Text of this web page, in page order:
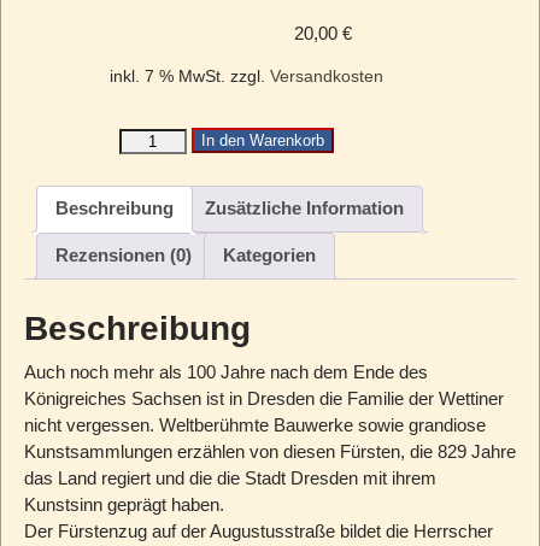
20,00 €
inkl. 7 % MwSt. zzgl. Versandkosten
In den Warenkorb
Beschreibung Zusätzliche Information
Rezensionen (0) Kategorien
Beschreibung
Auch noch mehr als 100 Jahre nach dem Ende des
Königreiches Sachsen ist in Dresden die Familie der Wettiner
nicht vergessen. Weltberühmte Bauwerke sowie grandiose
Kunstsammlungen erzählen von diesen Fürsten, die 829 Jahre
das Land regiert und die die Stadt Dresden mit ihrem
Kunstsinn geprägt haben.
Der Fürstenzug auf der Augustusstraße bildet die Herrscher